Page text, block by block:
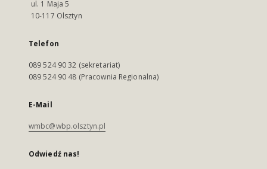
ul. 1 Maja 5
10-117 Olsztyn
Telefon
089 524 90 32 (sekretariat)
089 524 90 48 (Pracownia Regionalna)
E-Mail
wmbc@wbp.olsztyn.pl
Odwiedź nas!